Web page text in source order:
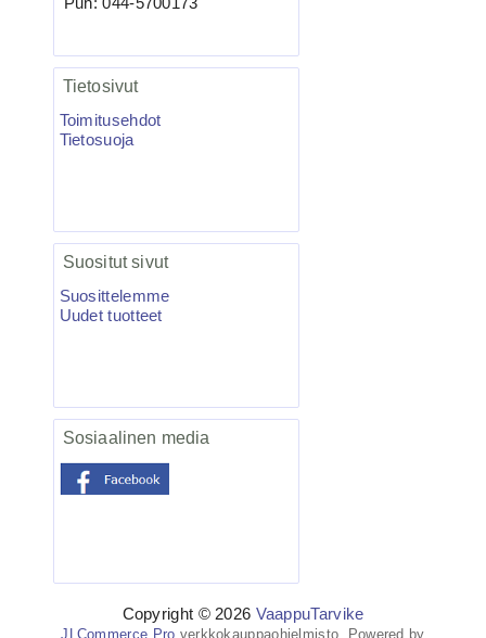
Salmo Hornet 5F vaappu blanco 5kpl
Tietosivut
Toimitusehdot
Tietosuoja
Suositut sivut
Suosittelemme
Uudet tuotteet
Sosiaalinen media
Copyright © 2026 VaappuTarvike
JLCommerce Pro verkkokauppaohjelmisto Powered by